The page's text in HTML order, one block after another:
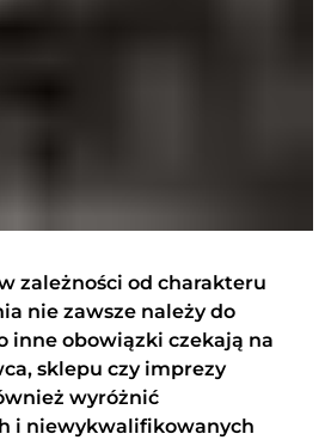
zależności od charakteru
nie zawsze należy do
inne obowiązki czekają na
sklepu czy imprezy
wyróżnić
i niewykwalifikowanych